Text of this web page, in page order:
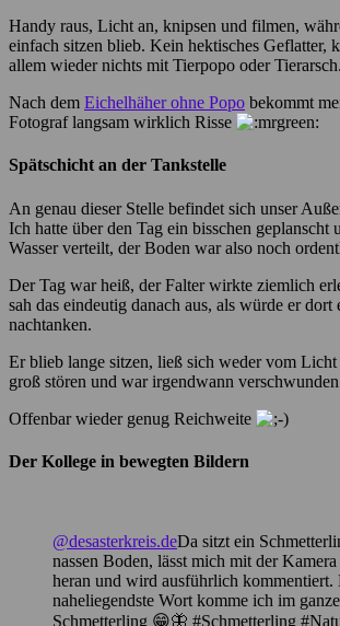
Handy raus, Licht an, knipsen und filmen,
einfach sitzen blieb. Kein hektisches Geflatter,
allem wieder nichts mit Tierpopo oder Tierarsch.
Nach dem Eichelhäher ohne Popo bekommt
Fotograf langsam wirklich Risse
Spätschicht an der Tankstelle
An genau dieser Stelle befindet sich unser
Ich hatte über den Tag ein bisschen geplanscht
Wasser verteilt, der Boden war also noch
Der Tag war heiß, der Falter wirkte ziemlich
sah das eindeutig danach aus, als würde er dort
nachtanken.
Er blieb lange sitzen, ließ sich weder vom
groß stören und war irgendwann
Offenbar wieder genug Reichweite
Der Kollege in bewegten Bildern
@desasterkreis.deDa sitzt ein
nassen Boden, lässt mich mit der
heran und wird ausführlich kommentiert.
naheliegendste Wort komme ich im
Schmetterling 😁🦋 #Schmetterling